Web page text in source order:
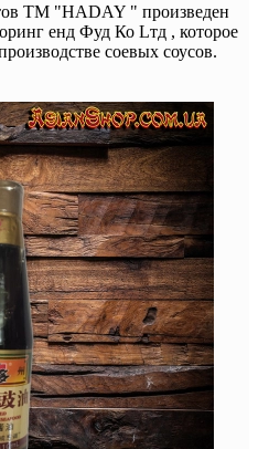
ТM "HADAY " произведен
енд Фуд Ко Lтд , которое
соевых соусов.